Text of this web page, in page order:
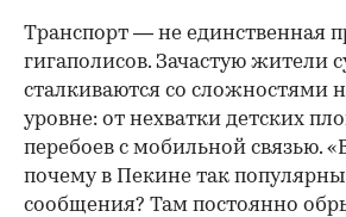
Транспорт — не единственная
гигаполисов. Зачастую жители
сталкиваются со сложностями
уровне: от нехватки детских
перебоев с мобильной связью.
почему в Пекине так
сообщения? Там постоянно